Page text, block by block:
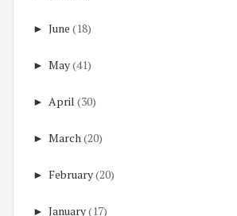
► June (18)
► May(41)
► April (30)
► March (20)
► February(20)
► January(17)